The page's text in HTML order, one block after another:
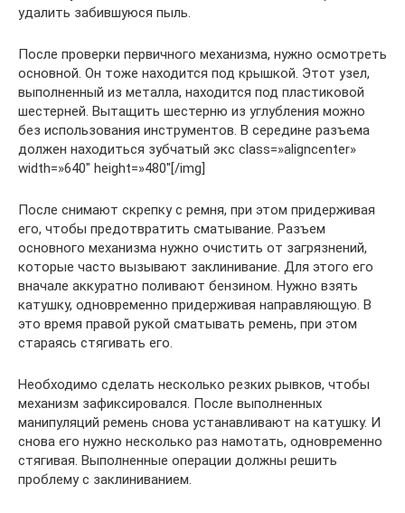
удалить забившуюся пыль.
После проверки первичного механизма, нужно осмотреть
основной. Он тоже находится под крышкой. Этот узел,
выполненный из металла, находится под пластиковой
шестерней. Вытащить шестерню из углубления можно
без использования инструментов. В середине разъема
должен находиться зубчатый экс class=»aligncenter»
width=»640″ height=»480″[/img]
После снимают скрепку с ремня, при этом придерживая
его, чтобы предотвратить сматывание. Разъем
основного механизма нужно очистить от загрязнений,
которые часто вызывают заклинивание. Для этого его
вначале аккуратно поливают бензином. Нужно взять
катушку, одновременно придерживая направляющую. В
это время правой рукой сматывать ремень, при этом
стараясь стягивать его.
Необходимо сделать несколько резких рывков, чтобы
механизм зафиксировался. После выполненных
манипуляций ремень снова устанавливают на катушку. И
снова его нужно несколько раз намотать, одновременно
стягивая. Выполненные операции должны решить
проблему с заклиниванием.